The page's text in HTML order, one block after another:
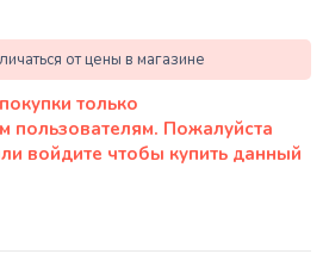
от цены в магазине